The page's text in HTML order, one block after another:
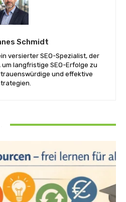
Schmidt
versierter SEO-Spezialist, der
langfristige SEO-Erfolge zu
und effektive